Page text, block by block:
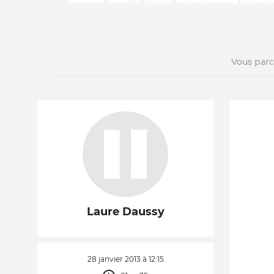
La vie du site
Vous
Laure Daussy
28 janvier 2013 à 12:15